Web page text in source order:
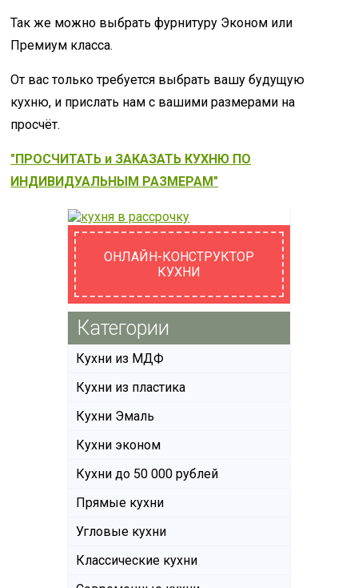
Так же можно выбрать фурнитуру Эконом или
Премиум класса.
От вас только требуется выбрать вашу будущую
кухню, и прислать нам с вашими размерами на
просчёт.
"ПРОСЧИТАТЬ и ЗАКАЗАТЬ КУХНЮ ПО
ИНДИВИДУАЛЬНЫМ РАЗМЕРАМ"
ОНЛАЙН-КОНСТРУКТОР
КУХНИ
Категории
Кухни из МДФ
Кухни из пластика
Кухни Эмаль
Кухни эконом
Кухни до 50 000 рублей
Прямые кухни
Угловые кухни
Классические кухни